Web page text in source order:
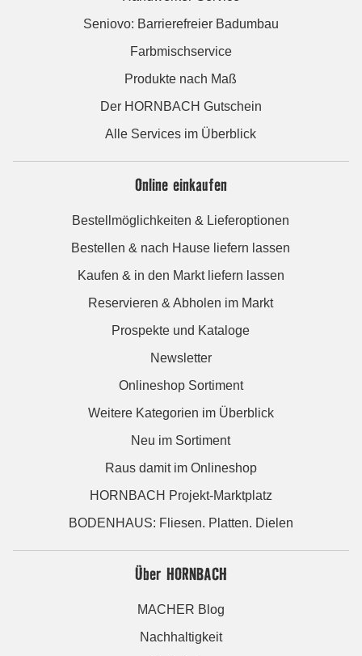
Seniovo: Barrierefreier Badumbau
Farbmischservice
Produkte nach Maß
Der HORNBACH Gutschein
Alle Services im Überblick
Online einkaufen
Bestellmöglichkeiten & Lieferoptionen
Bestellen & nach Hause liefern lassen
Kaufen & in den Markt liefern lassen
Reservieren & Abholen im Markt
Prospekte und Kataloge
Newsletter
Onlineshop Sortiment
Weitere Kategorien im Überblick
Neu im Sortiment
Raus damit im Onlineshop
HORNBACH Projekt-Marktplatz
BODENHAUS: Fliesen. Platten. Dielen
Über HORNBACH
MACHER Blog
Nachhaltigkeit